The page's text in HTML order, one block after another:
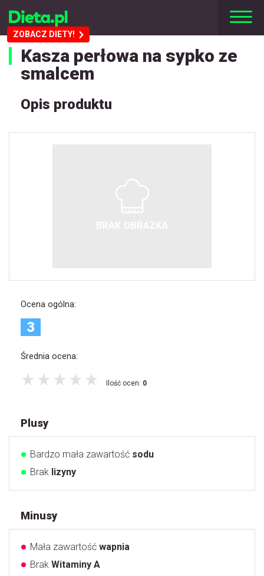
ZOBACZ DIETY!
Kasza perłowa na sypko ze
smalcem
Opis produktu
Ocena ogólna:
3
Średnia ocena:
Ilość ocen: 0
Plusy
Bardzo mała zawartość sodu
Brak lizyny
Minusy
Mała zawartość wapnia
Brak Witaminy A